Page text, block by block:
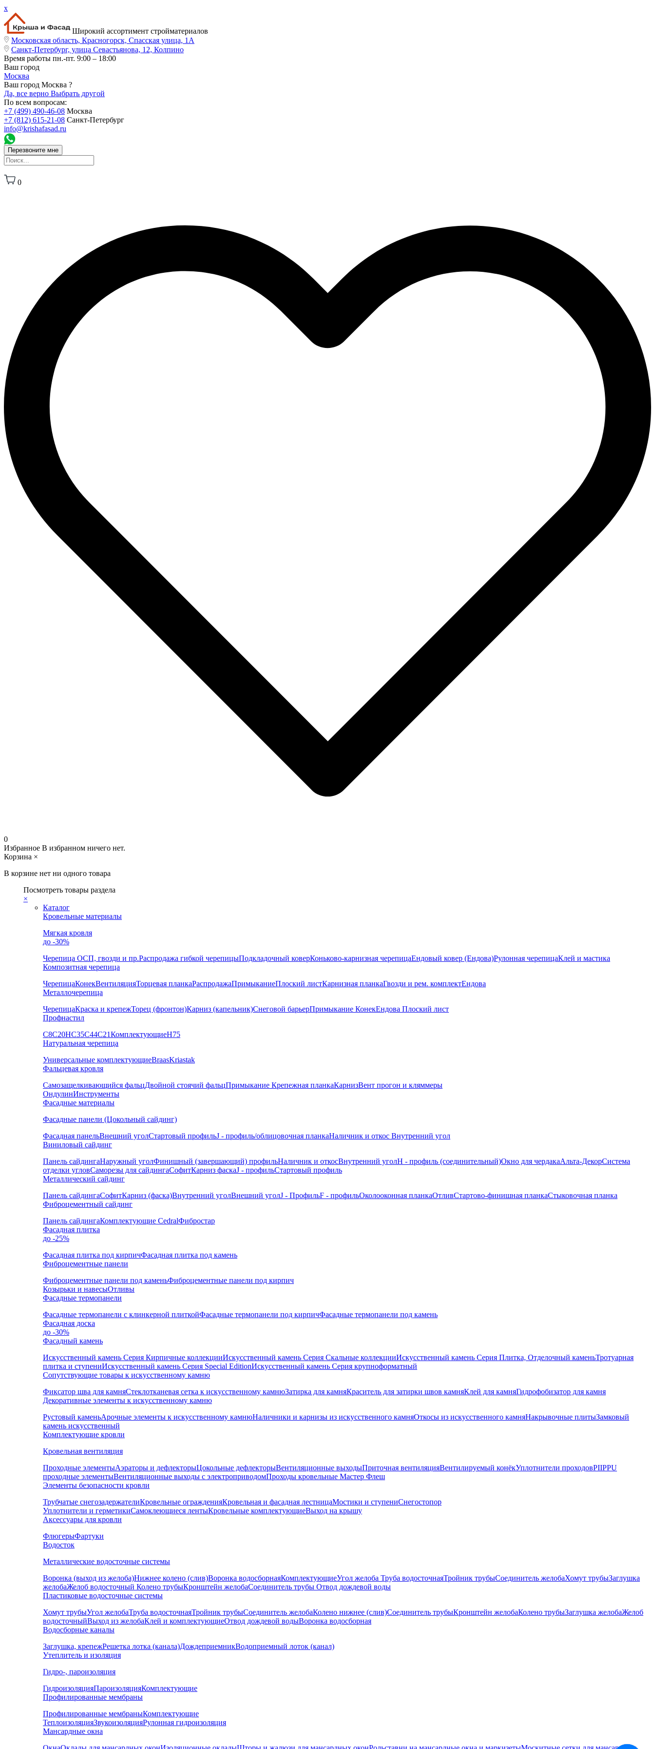
x
Широкий ассортимент стройматериалов
Московская область, Красногорск, Спасская улица, 1А
Санкт-Петербург, улица Севастьянова, 12, Колпино
Время работы пн.-пт. 9:00 – 18:00
Ваш город
Москва
Ваш город Москва ?
Да, все верно Выбрать другой
По всем вопросам:
+7 (499) 490-46-08 Москва
+7 (812) 615-21-08 Санкт-Петербург
info@krishafasad.ru
Перезвоните мне
0
0
Избранное В избранном ничего нет.
Корзина ×
В корзине нет ни одного товара
Посмотреть товары раздела
×
Каталог
Кровельные материалы
Мягкая кровля
до -30%
Черепица ОСП, гвозди и пр.Распродажа гибкой черепицыПодкладочный коверКоньково-карнизная черепицаЕндовый ковер (Ендова)Рулонная черепицаКлей и мастика
Композитная черепица
ЧерепицаКонекВентиляцияТорцевая планкаРаспродажаПримыканиеПлоский листКарнизная планкаГвозди и рем. комплектЕндова
Металлочерепица
ЧерепицаКраска и крепежТорец (фронтон)Карниз (капельник)Снеговой барьерПримыкание КонекЕндова Плоский лист
Профнастил
С8С20НС35С44С21КомплектующиеН75
Натуральная черепица
Универсальные комплектующиеBraasKriastak
Фальцевая кровля
Самозащелкивающийся фальцДвойной стоячий фальцПримыкание Крепежная планкаКарнизВент прогон и кляммеры
ОндулинИнструменты
Фасадные материалы
Фасадные панели (Цокольный сайдинг)
Фасадная панельВнешний уголСтартовый профильJ - профиль/облицовочная планкаНаличник и откос Внутренний угол
Виниловый сайдинг
Панель сайдингаНаружный уголФинишный (завершающий) профильНаличник и откосВнутренний уголH - профиль (соединительный)Окно для чердакаАльта-ДекорСистема
отделки угловСаморезы для сайдингаСофитКарниз фаскаJ - профильСтартовый профиль
Металлический сайдинг
Панель сайдингаСофитКарниз (фаска)Внутренний уголВнешний уголJ - ПрофильF - профильОколооконная планкаОтливСтартово-финишная планкаСтыковочная планка
Фиброцементный сайдинг
Панель сайдингаКомплектующие CedralФибростар
Фасадная плитка
до -25%
Фасадная плитка под кирпичФасадная плитка под камень
Фиброцементные панели
Фиброцементные панели под каменьФиброцементные панели под кирпич
Козырьки и навесыОтливы
Фасадные термопанели
Фасадные термопанели с клинкерной плиткойФасадные термопанели под кирпичФасадные термопанели под камень
Фасадная доска
до -30%
Фасадный камень
Искусственный камень Серия Кирпичные коллекцииИскусственный камень Серия Скальные коллекцииИскусственный камень Серия Плитка, Отделочный каменьТротуарная
плитка и ступениИскусственный камень Серия Special EditionИскусственный камень Серия крупноформатный
Сопутствующие товары к искусственному камню
Фиксатор шва для камняСтеклотканевая сетка к искусственному камнюЗатирка для камняКраситель для затирки швов камняКлей для камняГидрофобизатор для камня
Декоративные элементы к искусственному камню
Рустовый каменьАрочные элементы к искусственному камнюНаличники и карнизы из искусственного камняОткосы из искусственного камняНакрывочные плитыЗамковый
камень искусственный
Комплектующие кровли
Кровельная вентиляция
Проходные элементыАэраторы и дефлекторыЦокольные дефлекторыВентиляционные выходыПриточная вентиляцияВентилируемый конёкУплотнители проходовPIIPPU
проходные элементыВентиляционные выходы с электроприводомПроходы кровельные Мастер Флеш
Элементы безопасности кровли
Трубчатые снегозадержателиКровельные огражденияКровельная и фасадная лестницаМостики и ступениСнегостопор
Уплотнители и герметикиСамоклеющиеся лентыКровельные комплектующиеВыход на крышу
Аксессуары для кровли
ФлюгерыФартуки
Водосток
Металлические водосточные системы
Воронка (выход из желоба)Нижнее колено (слив)Воронка водосборнаяКомплектующиеУгол желоба Труба водосточнаяТройник трубыСоединитель желобаХомут трубыЗаглушка
желобаЖелоб водосточный Колено трубыКронштейн желобаСоединитель трубы Отвод дождевой воды
Пластиковые водосточные системы
Хомут трубыУгол желобаТруба водосточнаяТройник трубыСоединитель желобаКолено нижнее (слив)Соединитель трубыКронштейн желобаКолено трубыЗаглушка желобаЖелоб
водосточныйВыход из желобаКлей и комплектующиеОтвод дождевой водыВоронка водосборная
Водосборные каналы
Заглушка, крепежРешетка лотка (канала)ДождеприемникВодоприемный лоток (канал)
Утеплитель и изоляция
Гидро-, пароизоляция
ГидроизоляцияПароизоляцияКомплектующие
Профилированные мембраны
Профилированные мембраныКомплектующие
ТеплоизоляцияЗвукоизоляцияРулонная гидроизоляция
Мансардные окна